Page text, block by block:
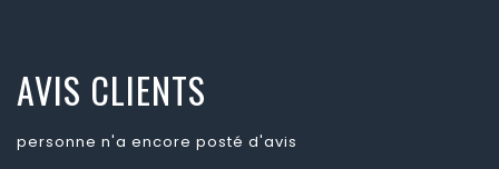
AVIS CLIENTS
personne n'a encore posté d'avis